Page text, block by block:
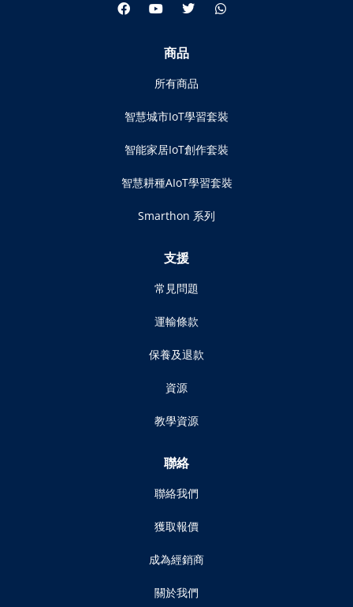
商品
所有商品
智慧城市IoT學習套裝
智能家居IoT創作套裝
智慧耕種AIoT學習套裝
Smarthon 系列
支援
常見問題
運輸條款
保養及退款
資源
教學資源
聯絡
聯絡我們
獲取報價
成為經銷商
關於我們